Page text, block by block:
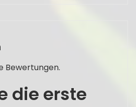
Bewertungen.
die erste